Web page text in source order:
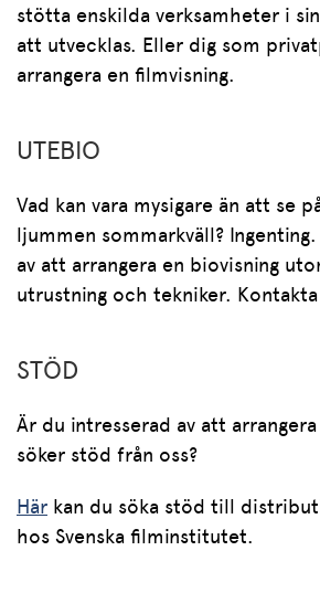
stötta enskilda verksamheter i
att utvecklas. Eller dig som
arrangera en filmvisning.
UTEBIO
Vad kan vara mysigare än att se
ljummen sommarkväll?
av att arrangera en biovisning
utrustning och tekniker.
STÖD
Är du intresserad av att
söker stöd från oss?
Här kan du söka stöd till
hos Svenska filminstitutet.